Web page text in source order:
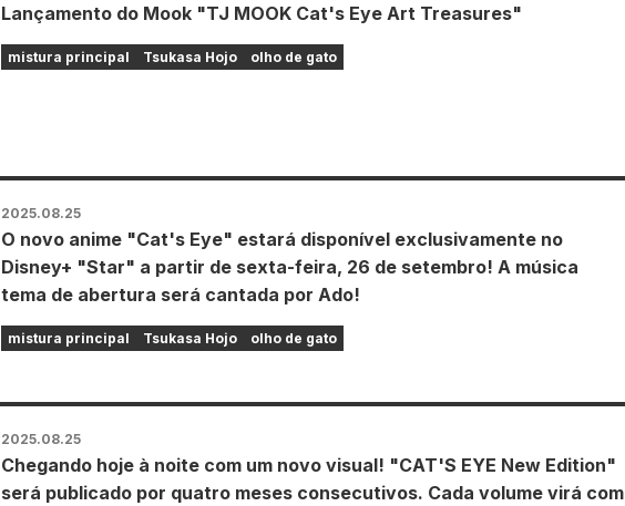
Lançamento do Mook "TJ MOOK Cat's Eye Art Treasures"
mistura principal Tsukasa Hojo olho de gato
2025.08.25
O novo anime "Cat's Eye" estará disponível exclusivamente no
Disney+ "Star" a partir de sexta-feira, 26 de setembro! A música
tema de abertura será cantada por Ado!
mistura principal Tsukasa Hojo olho de gato
2025.08.25
Chegando hoje à noite com um novo visual! "CAT'S EYE New Edition"
será publicado por quatro meses consecutivos. Cada volume virá com